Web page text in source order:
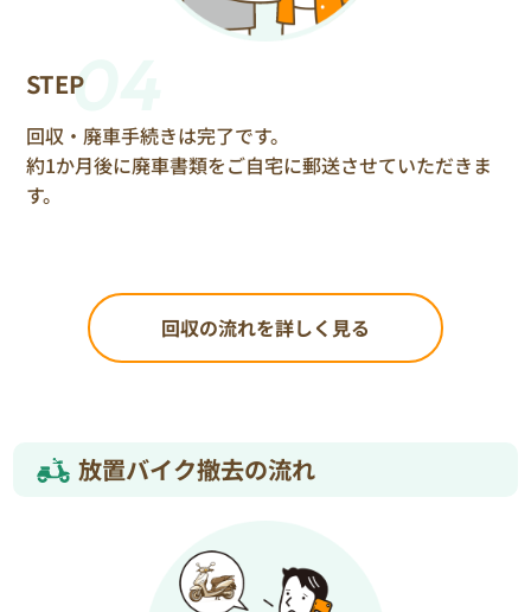
STEP04
回収・廃車手続きは完了です。
約1か月後に廃車書類をご自宅に郵送させていただきま
す。
回収の流れを詳しく見る
放置バイク撤去の流れ